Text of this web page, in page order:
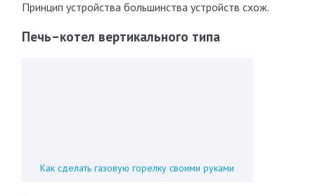
Принцип устройства большинства устройств схож.
Печь–котел вертикального типа
Как сделать газовую горелку своими руками